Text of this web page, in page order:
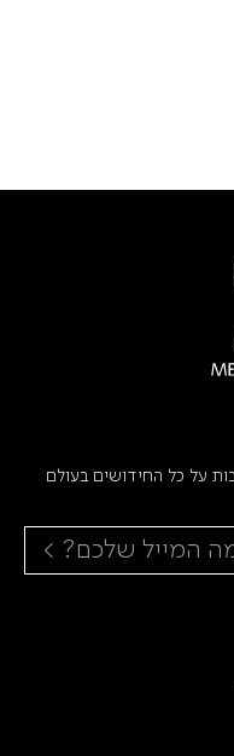
על כל החידושים בעולם